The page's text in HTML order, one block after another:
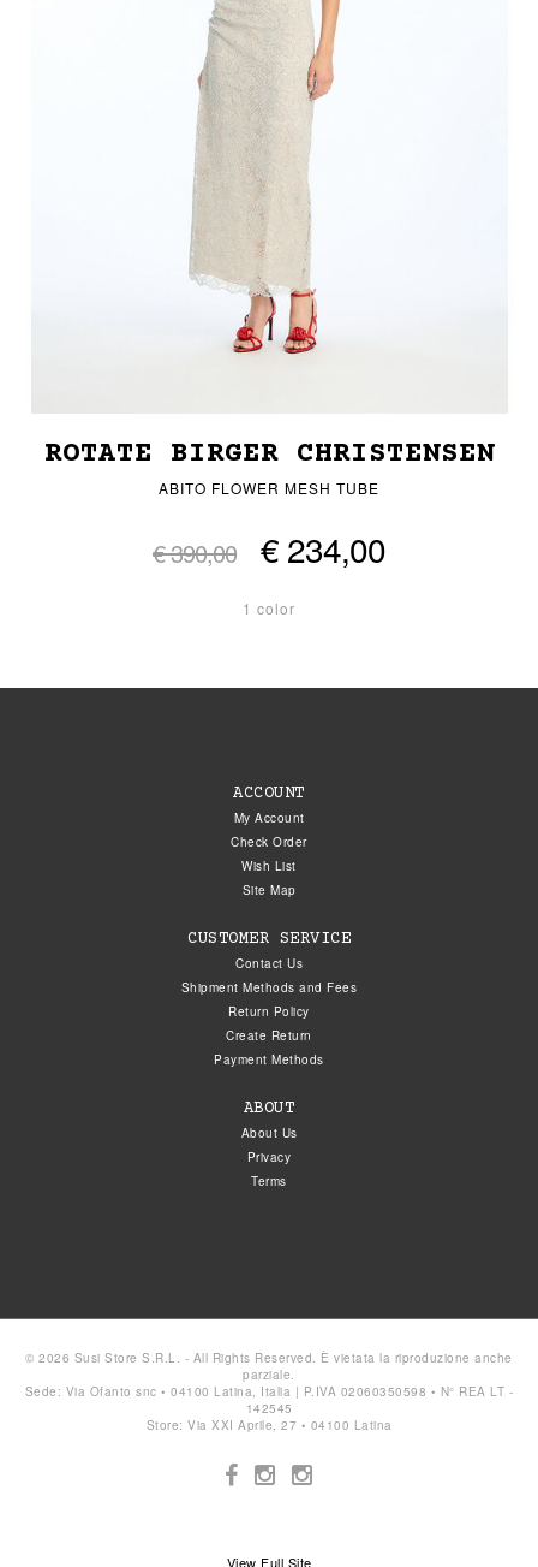
ROTATE BIRGER CHRISTENSEN
ABITO FLOWER MESH TUBE
€ 390,00 € 234,00
1 color
ACCOUNT
My Account
Check Order
Wish List
Site Map
CUSTOMER SERVICE
Contact Us
Shipment Methods and Fees
Return Policy
Create Return
Payment Methods
ABOUT
About Us
Privacy
Terms
© 2026 Susi Store S.R.L. - All Rights Reserved. È vietata la riproduzione anche
parziale.
Sede: Via Ofanto snc • 04100 Latina, Italia | P.IVA 02060350598 • N° REA LT -
142545
Store: Via XXI Aprile, 27 • 04100 Latina
View Full Site